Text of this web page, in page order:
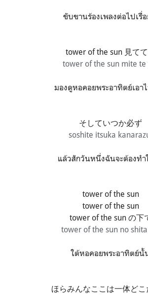
ขับขานร้องเพลงต่อไปเรื่
tower of the sun 見て
tower of the sun mite te
มองดูหอคอยพระอาทิตย์เอาไ
そしていつか必ず
soshite itsuka
แล้วสักวันหนึ่งฉันจะต้องทำ
tower of the sun
tower of the sun
tower of the sun の下
tower of the sun no
ใต้หอคอยพระอาทิตย์นั้
ほらみんなここは一体どこ